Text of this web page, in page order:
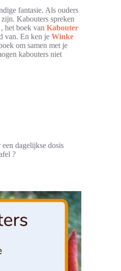
fantasie. Als ouders
Kabouters spreken
het boek van Kabouter
van. En ken je Winke
om samen met je
kabouters niet
een dagelijkse dosis
?